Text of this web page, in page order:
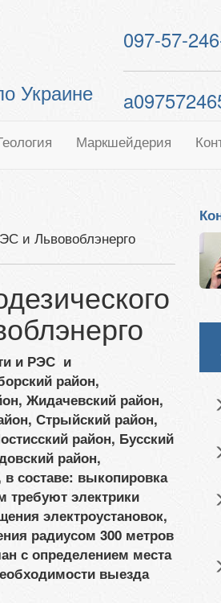
Украине
097-57-
Маркшейдерия
и Львовоблэнерго
и РЭС и
район,
Жидачевский район,
Стрыйский район,
район, Бусский
район,
составе: выкопировка
требуют электрики
электроустановок,
радиусом 300 метров
с определением места
выезда